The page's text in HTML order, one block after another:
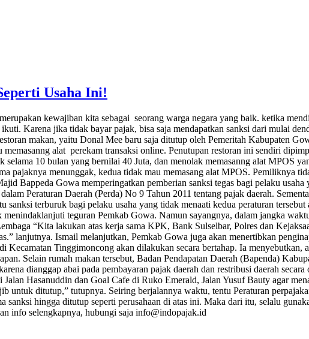
Usaha Ini!
kewajiban kita sebagai seorang warga negara yang baik. ketika
Karena jika tidak bayar pajak, bisa saja mendapatkan sanksi dari mulai
makan, yaitu Donal Mee baru saja ditutup oleh Pemeritah Kabupaten
alat perekam transaksi online. Penutupan restoran ini sendiri
10 bulan yang bernilai 40 Juta, dan menolak memasanng alat MPOS
pajaknya menunggak, kedua tidak mau memasang alat MPOS. Pemiliknya
Bappeda Gowa memperingatkan pemberian sanksi tegas bagi pelaku usaha
Peraturan Daerah (Perda) No 9 Tahun 2011 tentang pajak daerah.
terburuk bagi pelaku usaha yang tidak menaati kedua peraturan
teguran Pemkab Gowa. Namun sayangnya, dalam jangka
“Kita lakukan atas kerja sama KPK, Bank Sulselbar, Polres dan
lanjutnya. Ismail melanjutkan, Pemkab Gowa juga akan menertibkan
Kecamatan Tinggimoncong akan dilakukan secara bertahap. Ia
Selain rumah makan tersebut, Badan Pendapatan Daerah (Bapenda)
dianggap abai pada pembayaran pajak daerah dan restribusi daerah
Hasanuddin dan Goal Cafe di Ruko Emerald, Jalan Yusuf Bauty agar
untuk ditutup,” tutupnya. Seiring berjalannya waktu, tentu Peraturan
sanksi hingga ditutup seperti perusahaan di atas ini. Maka dari itu, selalu
info selengkapnya, hubungi saja info@indopajak.id